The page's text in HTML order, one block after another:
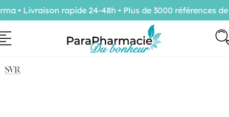
• Livraison rapide 24-48h • Plus de 3000 références de